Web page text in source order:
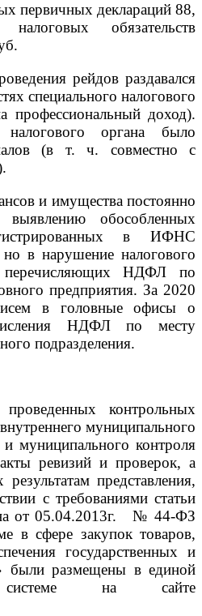
первичных деклараций 88,
обязательств
рейдов раздавался
специального налогового
доход).
налогового органа было
(в т. ч. совместно с
и имущества постоянно
обособленных
в ИФНС
в нарушение налогового
перечисляющих НДФЛ по
предприятия. За 2020
в головные офисы о
НДФЛ по месту
подразделения.
контрольных
муниципального
муниципального контроля
ревизий и проверок, а
представления,
с требованиями статьи
от 05.04.2013г. № 44-ФЗ
в сфере закупок товаров,
государственных и
были размещены в единой
системе на сайте